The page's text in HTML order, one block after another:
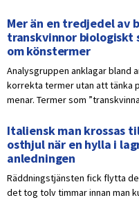
Mer än en tredjedel
transkvinnor biologiskt
om könstermer
Analysgruppen anklagar bland
korrekta termer utan att tänka
menar. Termer som
Italiensk man krossas
osthjul när en hylla i
anledningen
Räddningstjänsten fick flytta
det tog tolv timmar innan man